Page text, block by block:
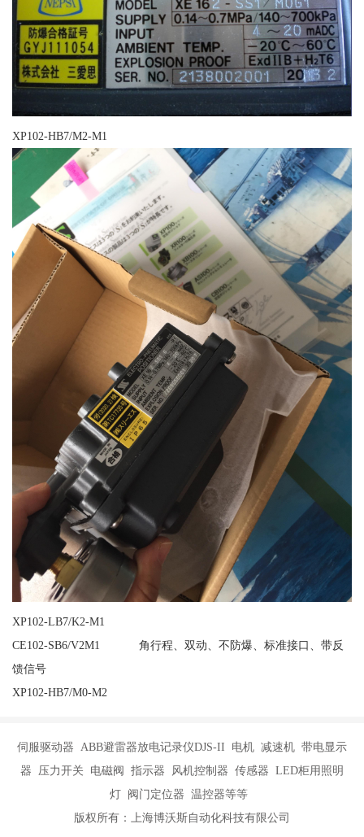
XP102-HB7/M2-M1
XP102-LB7/K2-M1
CE102-SB6/V2M1 角行程、双动、不防爆、标准接口、带反
馈信号
XP102-HB7/M0-M2
伺服驱动器 ABB避雷器放电记录仪DJS-II 电机 减速机 带电显示
器 压力开关 电磁阀 指示器 风机控制器 传感器 LED柜用照明
灯 阀门定位器 温控器等等
版权所有：上海博沃斯自动化科技有限公司